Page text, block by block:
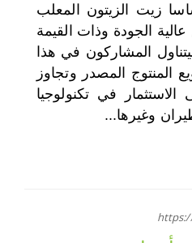
زيت الزيتون المعلب
الجودة وذات القيمة
المشاركون في هذا
المنتوج المصدر وتجاوز
الاستثمار في تكنولوجيا
وغيرها...